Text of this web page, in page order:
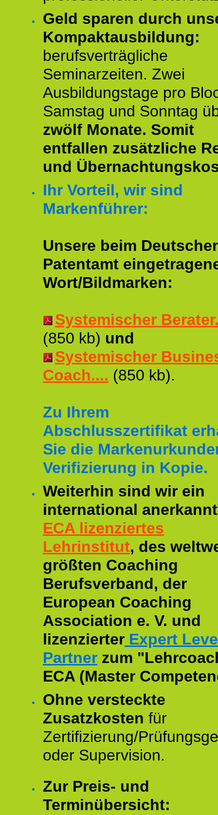
Geld sparen durch
Kompaktausbildung:
berufsverträgliche
Seminarzeiten. Zwei
Ausbildungstage pro
Samstag und Sonntag
zwölf Monate. Somit
entfallen zusätzliche
und
Ihr Vorteil, wir sind
Markenführer:
Unsere beim
Patentamt
Wort/Bildmarken:
Systemischer
(850 kb) und
Systemischer
Coach.... (850 kb).
Zu Ihrem
Abschlusszertifikat
Sie die
Verifizierung in Kopie.
Weiterhin sind wir ein
international
ECA lizenziertes
Lehrinstitut, des
größten Coaching
Berufsverband, der
European Coaching
Association e. V. und
lizenzierter Expert
Partner zum
ECA (Master
Ohne versteckte
Zusatzkosten für
Zertifizierung/
oder Supervision.
Zur Preis- und
Terminübersicht: